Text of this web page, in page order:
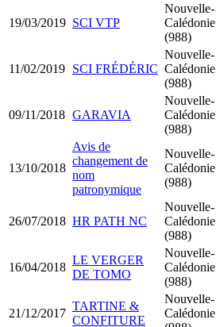
19/03/2019 SCI VTP
Nouvelle-
Calédonie
(988)
11/02/2019 SCI FRÉDÉRIC
Nouvelle-
Calédonie
(988)
09/11/2018 GARAVIA
Nouvelle-
Calédonie
(988)
13/10/2018
Avis de
changement de
nom
patronymique
Nouvelle-
Calédonie
(988)
26/07/2018 HR PATH NC
Nouvelle-
Calédonie
(988)
16/04/2018
LE VERGER
DE TOMO
Nouvelle-
Calédonie
(988)
21/12/2017
TARTINE &
CONFITURE
Nouvelle-
Calédonie